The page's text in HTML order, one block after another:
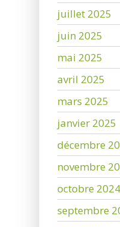
juillet 2025
juin 2025
mai 2025
avril 2025
mars 2025
janvier 2025
décembre
novembre
octobre 2024
septembre